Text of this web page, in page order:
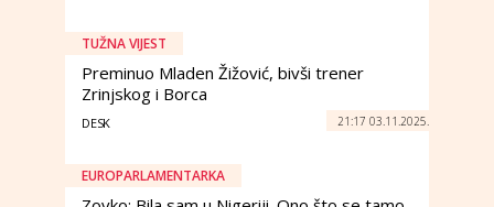
TUŽNA VIJEST
Preminuo Mladen Žižović, bivši trener
Zrinjskog i Borca
DESK 21:17 03.11.2025.
EUROPARLAMENTARKA